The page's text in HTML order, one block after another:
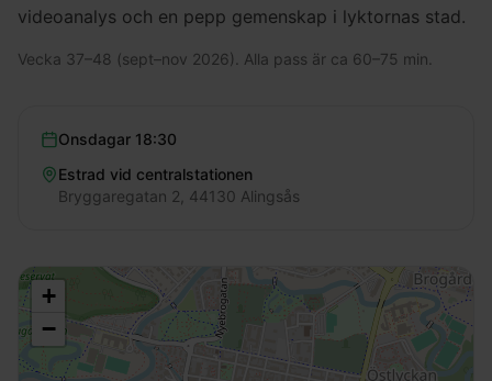
videoanalys och en pepp gemenskap i lyktornas stad.
Vecka 37–48 (sept–nov 2026). Alla pass är ca 60–75 min.
Onsdagar 18:30
Estrad vid centralstationen
Bryggaregatan 2, 44130 Alingsås
+
−